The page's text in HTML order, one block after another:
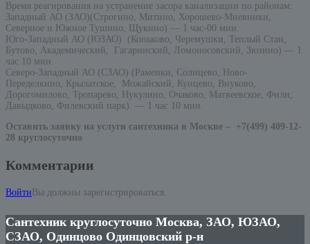
Время реагирования на устранение засора канализации по районам:
Западный АО (ЗАО)(Строгино, Митино, Хорошево-Мневники,
Северное и Южное Тушино, Щукино) — 1 час-00 мин.
Юго-Западный АО (ЮЗАО) (Коньково, Черемушки, Теплый Стан,
Бутово, Академический, Гагаринский, Ломоносовский, Зюзино) — 1
час 10 мин.
Северо-Западный АО (СЗАО) (Раменки, Солнцево, Ново-
Переделкино, Крылатское, Можайский, Кунцево, Внуково,
Дорогомилово, Тропарево, Нукулино, Очаково, Матвеевское, Фили,
Давыдково, Филевский парк). — 1 час 10 мин.
Оставить заявку на услуги сантехника в Москве – +7(499) 409-12-
28 круглосуточно
Комментарии
Войти Вы должны зарегистрироваться.
Сантехник круглосуточно Москва, ЗАО, ЮЗАО,
СЗАО, Одинцово Одинцовский р-н